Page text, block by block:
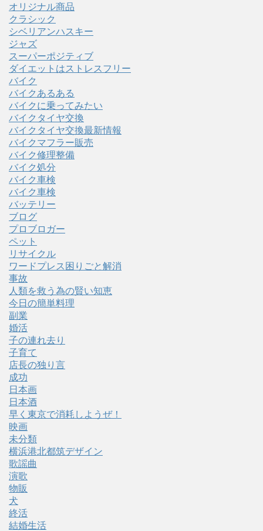
オリジナル商品
クラシック
シベリアンハスキー
ジャズ
スーパーポジティブ
ダイエットはストレスフリー
バイク
バイクあるある
バイクに乗ってみたい
バイクタイヤ交換
バイクタイヤ交換最新情報
バイクマフラー販売
バイク修理整備
バイク処分
バイク車検
バイク車検
バッテリー
ブログ
プロブロガー
ペット
リサイクル
ワードプレス困りごと解消
事故
人類を救う為の賢い知恵
今日の簡単料理
副業
婚活
子の連れ去り
子育て
店長の独り言
成功
日本画
日本酒
早く東京で消耗しようぜ！
映画
未分類
横浜港北都筑デザイン
歌謡曲
演歌
物販
犬
終活
結婚生活